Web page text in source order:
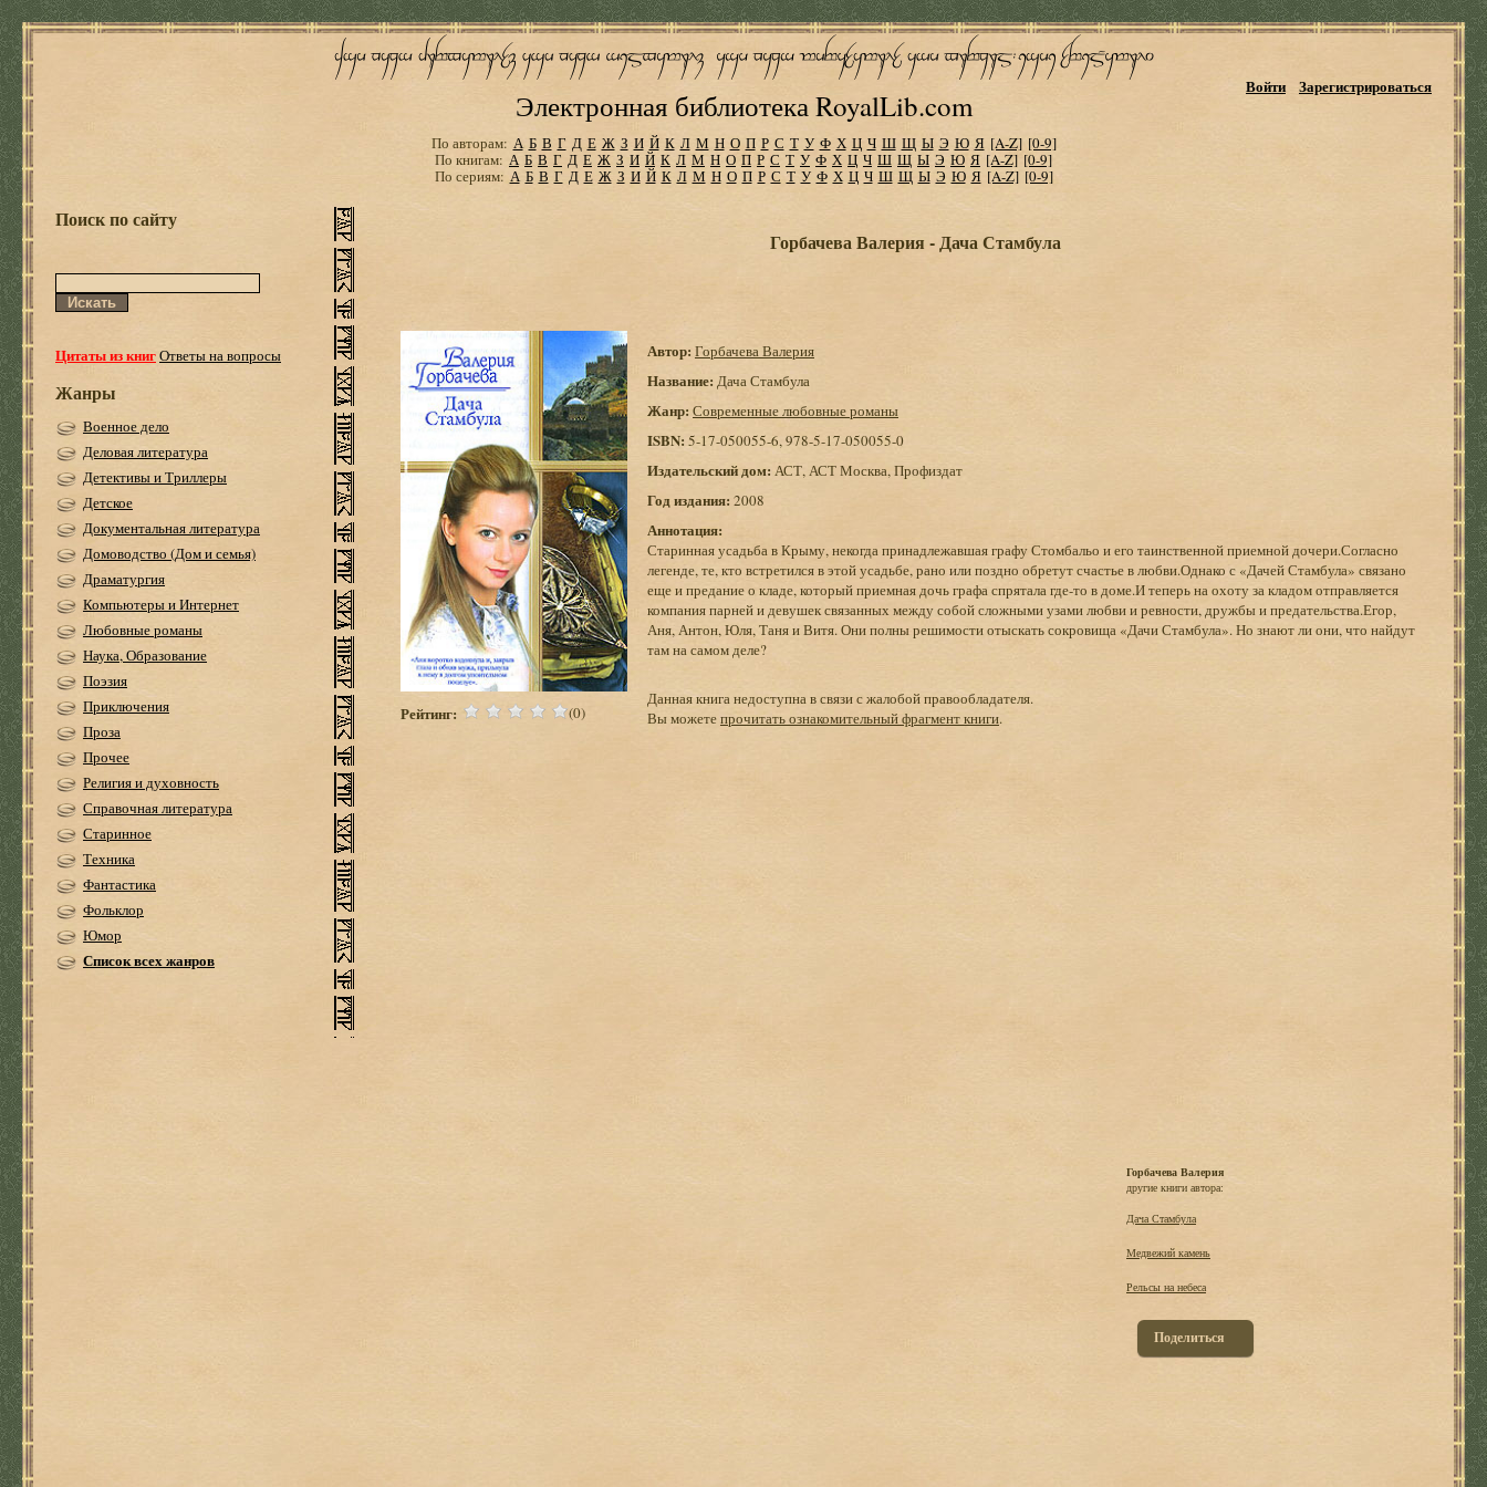
Электронная библиотека RoyalLib.com
Войти Зарегистрироваться
По авторам: А Б В Г Д Е Ж З И Й К Л М Н О П Р С Т У Ф Х Ц Ч Ш Щ Ы Э Ю Я [A-Z] [0-9]
По книгам: А Б В Г Д Е Ж З И Й К Л М Н О П Р С Т У Ф Х Ц Ч Ш Щ Ы Э Ю Я [A-Z] [0-9]
По сериям: А Б В Г Д Е Ж З И Й К Л М Н О П Р С Т У Ф Х Ц Ч Ш Щ Ы Э Ю Я [A-Z] [0-9]
Поиск по сайту
Цитаты из книгОтветы на вопросы
Жанры
Военное дело
Деловая литература
Детективы и Триллеры
Детское
Документальная литература
Домоводство (Дом и семья)
Драматургия
Компьютеры и Интернет
Любовные романы
Наука, Образование
Поэзия
Приключения
Проза
Прочее
Религия и духовность
Справочная литература
Старинное
Техника
Фантастика
Фольклор
Юмор
Список всех жанров
Горбачева Валерия - Дача Стамбула
Рейтинг: (0)
Автор: Горбачева Валерия
Название: Дача Стамбула
Жанр: Современные любовные романы
ISBN: 5-17-050055-6, 978-5-17-050055-0
Издательский дом: АСТ, АСТ Москва, Профиздат
Год издания: 2008
Аннотация:
Старинная усадьба в Крыму, некогда принадлежавшая графу Стомбальо и его таинственной приемной дочери.Согласно
легенде, те, кто встретился в этой усадьбе, рано или поздно обретут счастье в любви.Однако с «Дачей Стамбула» связано
еще и предание о кладе, который приемная дочь графа спрятала где-то в доме.И теперь на охоту за кладом отправляется
компания парней и девушек связанных между собой сложными узами любви и ревности, дружбы и предательства.Егор,
Аня, Антон, Юля, Таня и Витя. Они полны решимости отыскать сокровища «Дачи Стамбула». Но знают ли они, что найдут
там на самом деле?
Данная книга недоступна в связи с жалобой правообладателя.
Вы можетепрочитать ознакомительный фрагмент книги.
Горбачева Валерия
другие книги автора:
Дача Стамбула
Медвежий камень
Рельсы на небеса
Поделиться